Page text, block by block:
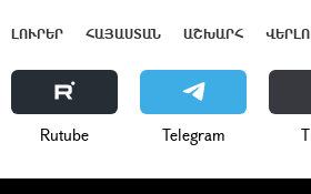
ԼՈՒՐԵՐ ՀԱՅԱՍՏԱՆ ԱՇԽԱՐՀ
Rutube Telegram